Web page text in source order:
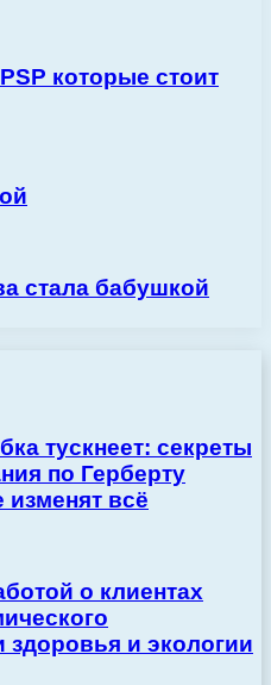
которые стоит
стала бабушкой
тускнеет: секреты
по Герберту
всё
о клиентах
здоровья и экологии